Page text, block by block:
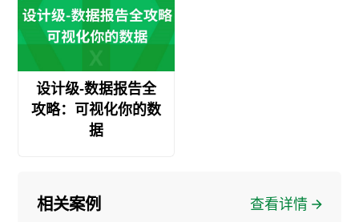
设计级-数据报告全
攻略：可视化你的数
据
相关案例 查看详情